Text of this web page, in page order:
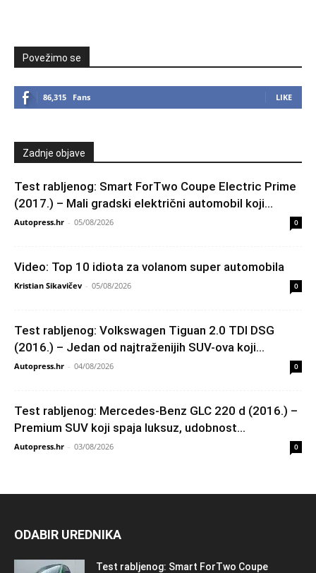
Povežimo se
86,315 Fans LIKE
Zadnje objave
Test rabljenog: Smart ForTwo Coupe Electric Prime
(2017.) – Mali gradski električni automobil koji...
Autopress.hr - 05/08/2026 0
Video: Top 10 idiota za volanom super automobila
Kristian Sikavičev - 05/08/2026 0
Test rabljenog: Volkswagen Tiguan 2.0 TDI DSG
(2016.) – Jedan od najtraženijih SUV-ova koji...
Autopress.hr - 04/08/2026 0
Test rabljenog: Mercedes-Benz GLC 220 d (2016.) –
Premium SUV koji spaja luksuz, udobnost...
Autopress.hr - 03/08/2026 0
ODABIR UREDNIKA
Test rabljenog: Smart ForTwo Coupe